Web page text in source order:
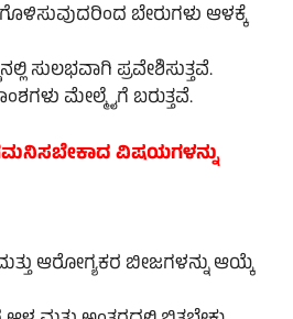
ಬೇರುಗಳು ಆಳಕ್ಕೆ
ಸುಲಭವಾಗಿ ಪ್ರವೇಶಿಸುತ್ತವೆ.
ಮೇಲ್ಮೈಗೆ ಬರುತ್ತವೆ.
ವಿಷಯಗಳನ್ನು
ಆರೋಗ್ಯಕರ ಬೀಜಗಳನ್ನು ಆಯ್ಕೆ